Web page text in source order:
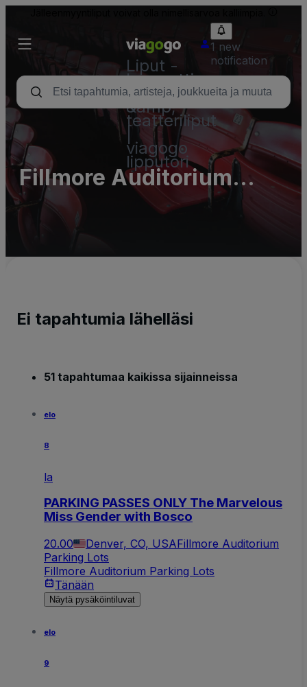
Liput -
konsertti,
urheilu
&amp;
teatteriliput
viagogo
lipputori
1 new
notification
Fillmore Auditorium
Parking Lots
Ei tapahtumia lähelläsi
51 tapahtumaa kaikissa sijainneissa
elo
8
la
PARKING PASSES ONLY The Marvelous
Miss Gender with Bosco
20.00 Denver, CO, USAFillmore Auditorium
Parking Lots
Fillmore Auditorium Parking Lots
Tänään
Näytä pysäköintiluvat
elo
9